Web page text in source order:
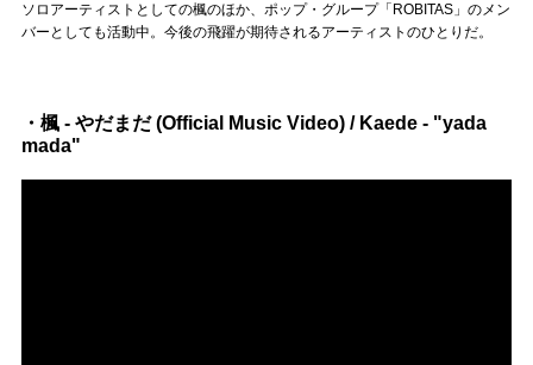
ソロアーティストとしての楓のほか、ポップ・グループ「ROBITAS」のメン
バーとしても活動中。今後の飛躍が期待されるアーティストのひとりだ。
・楓 - やだまだ (Official Music Video) / Kaede - "yada
mada"